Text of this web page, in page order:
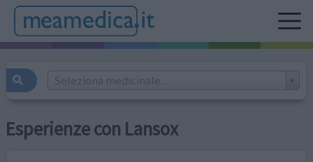
Seleziona medicinale...
Esperienze con Lansox